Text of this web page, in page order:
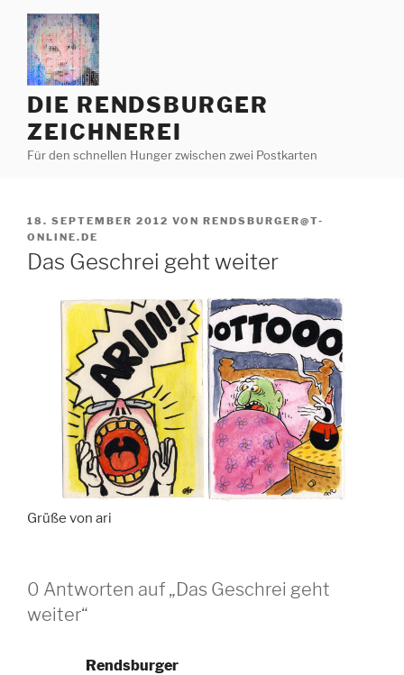
Zum
Inhalt
springen
DIE RENDSBURGER
ZEICHNEREI
Für den schnellen Hunger zwischen zwei Postkarten
VERÖFFENTLICHT
AM
18. SEPTEMBER 2012 VON RENDSBURGER@T-
ONLINE.DE
Das Geschrei geht weiter
Grüße von ari
0 Antworten auf „Das Geschrei geht
weiter“
Rendsburger